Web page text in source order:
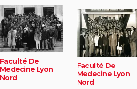
Faculté De
Medecine Lyon
Nord
Faculté De
Medecine Lyon
Nord